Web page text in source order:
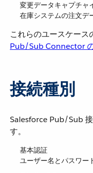
変更データキャプチャ
在庫システムの注文デ
これらのユースケース
Pub/Sub Connector の
接続種別
Salesforce Pub/Sub
す。
基本認証
ユーザー名とパスワー